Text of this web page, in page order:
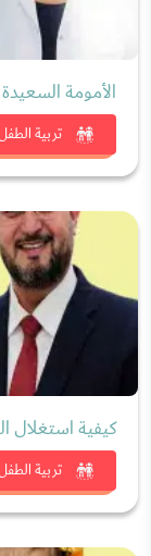
تربية
الأمومة
شاهد
تربية
كيفية استغلال
شاهد